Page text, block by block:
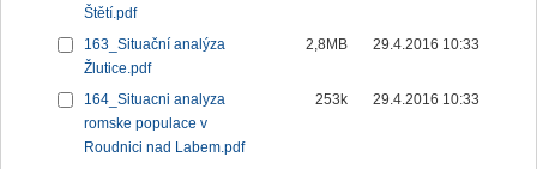
Štětí.pdf
163_Situační analýza
Žlutice.pdf
2,8MB 29.4.2016 10:33
164_Situacni analyza
romske populace v
Roudnici nad Labem.pdf
253k 29.4.2016 10:33